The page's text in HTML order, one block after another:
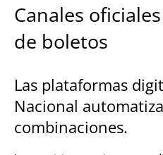
Canales
de boletos
Las plataformas
Nacional
combinaciones.